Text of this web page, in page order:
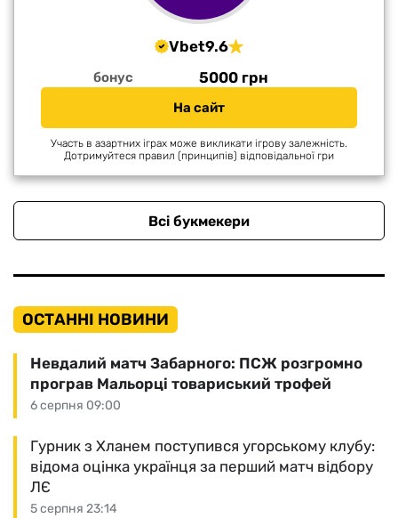
Vbet9.6
бонус 5000 грн
На сайт
Участь в азартних іграх може викликати ігрову залежність.
Дотримуйтеся правил (принципів) відповідальної гри
Всі букмекери
ОСТАННІ НОВИНИ
6 серпня 09:00
Невдалий матч Забарного: ПСЖ розгромно
програв Мальорці товариський трофей
5 серпня 23:14
Гурник з Хланем поступився угорському клубу:
відома оцінка українця за перший матч відбору
ЛЄ